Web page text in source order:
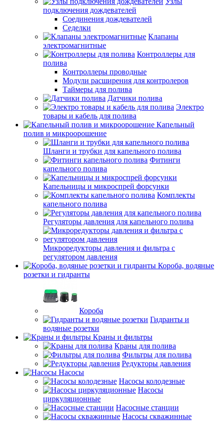
подключения дождевателей
Соединения дождевателей
Седелки
Клапаны
электромагнитные
Контроллеры для
полива
Контроллеры проводные
Модули расширения для контролеров
Таймеры для полива
Датчики полива
Электро
товары и кабель для полива
Капельный
полив и микроорошение
Шланги и трубки для капельного полива
Фитинги
капельного полива
Капельницы и микроспрей форсунки
Комплекты
капельного полива
Регуляторы давления для капельного полива
Микроредукторы давления и фильтра с
регулятором давления
Короба, водяные
розетки и гидранты
Короба
Гидранты и
водяные розетки
Краны и фильтры
Краны для полива
Фильтры для полива
Редукторы давления
Насосы
Насосы колодезные
Насосы
циркуляционные
Насосные станции
Насосы скважинные